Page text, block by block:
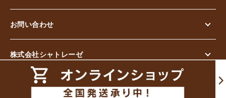
お問い合わせ
株式会社シャトレーゼ
© Chateraise Co.,Ltd. All Rights Reserved.